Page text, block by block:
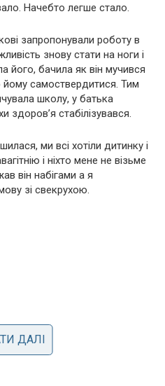
Начебто легше стало.
запропонували роботу в
знову стати на ноги і
його, бачила як він мучився
самоствердитися. Тим
школу, у батька
здоров’я стабілізувався.
ми всі хотіли дитинку і
і ніхто мене не візьме
він набігами а я
зі свекрухою.
ДАЛІ